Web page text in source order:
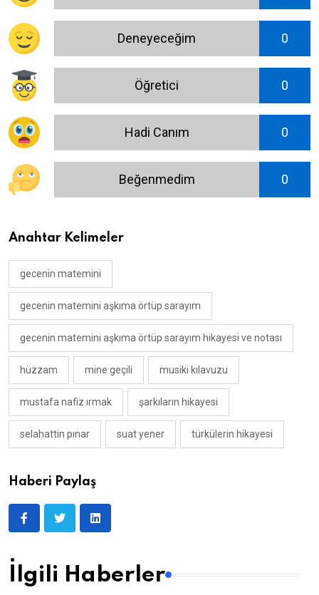
Deneyeceğim 0
Öğretici 0
Hadi Canım 0
Beğenmedim 0
Anahtar Kelimeler
gecenin matemini
gecenin matemini aşkıma örtüp sarayım
gecenin matemini aşkıma örtüp sarayım hikayesi ve notası
hüzzam mine geçili musiki kılavuzu
mustafa nafiz ırmak şarkıların hikayesi
selahattin pınar suat yener türkülerin hikayesi
Haberi Paylaş
İlgili Haberler